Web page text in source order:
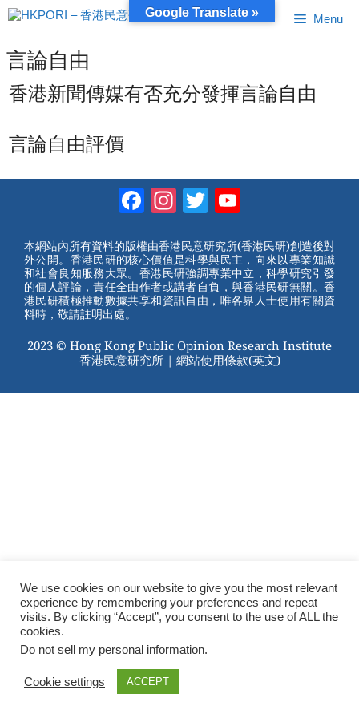
跳
至
容
Menu
言論自由
香港新聞傳媒有否充分發揮言論自由
言論自由評價
Facebook
Instagram
Twitter
本網站內所有資料的版權由香港民意研究所(香港民研)創造後對
外公開。香港民研的核心價值是科學與民主，向來以專業知識
和社會良知服務大眾。香港民研強調專業中立，科學研究引發
的個人評論，責任全由作者或講者自負，與香港民研無關。香
港民研積極推動數據共享和資訊自由，唯各界人士使用有關資
料時，敬請註明出處。
2023 © Hong Kong Public Opinion Research Institute
香港民意研究所 | 網站使用條款(英文)
We use cookies on our website to give you the most relevant
experience by remembering your preferences and repeat
visits. By clicking “Accept”, you consent to the use of ALL the
cookies.
Do not sell my personal information.
Cookie settings ACCEPT
Google Translate »